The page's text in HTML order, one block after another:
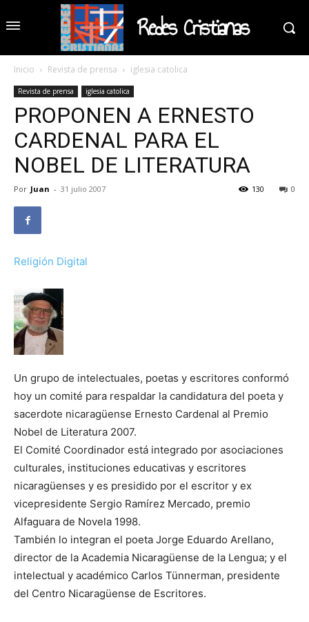
Redes Cristianas
Inicio Revista de prensa iglesia catolica
Revista de prensa iglesia catolica
PROPONEN A ERNESTO
CARDENAL PARA EL
NOBEL DE LITERATURA
Por Juan - 31 julio 2007 0
130
Religión Digital
Un grupo de intelectuales, poetas y escritores conformó
hoy un comité para respaldar la candidatura del poeta y
sacerdote nicaragüense Ernesto Cardenal al Premio
Nobel de Literatura 2007.
El Comité Coordinador está integrado por asociaciones
culturales, instituciones educativas y escritores
nicaragüenses y es presidido por el escritor y ex
vicepresidente Sergio Ramírez Mercado, premio
Alfaguara de Novela 1998.
También lo integran el poeta Jorge Eduardo Arellano,
director de la Academia Nicaragüense de la Lengua; y el
intelectual y académico Carlos Tünnerman, presidente
del Centro Nicaragüense de Escritores.